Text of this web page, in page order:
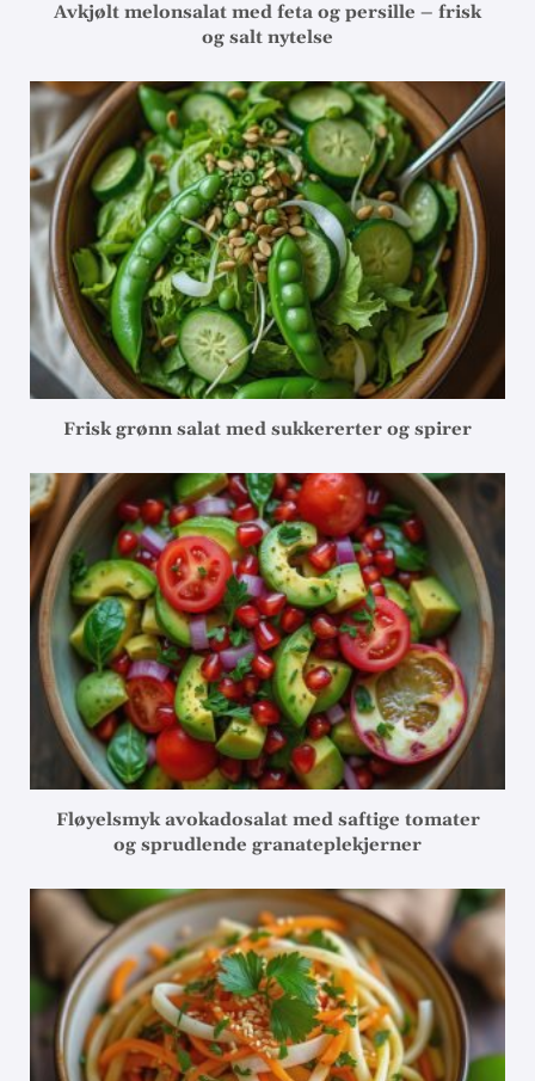
Avkjølt melonsalat med feta og persille – frisk
og salt nytelse
Frisk grønn salat med sukkererter og spirer
Fløyelsmyk avokadosalat med saftige tomater
og sprudlende granateplekjerner